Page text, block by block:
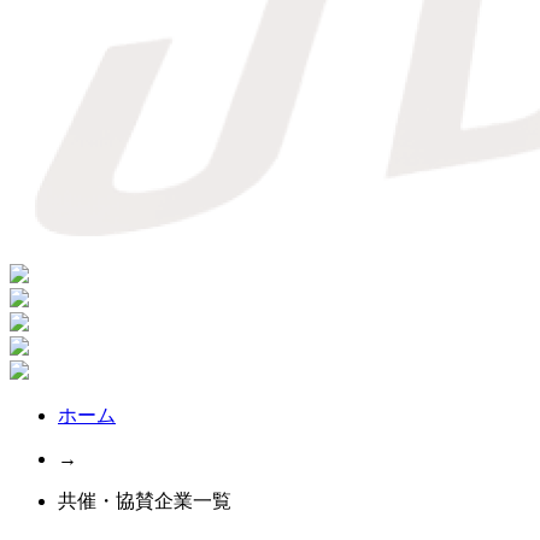
ホーム
→
共催・協賛企業一覧